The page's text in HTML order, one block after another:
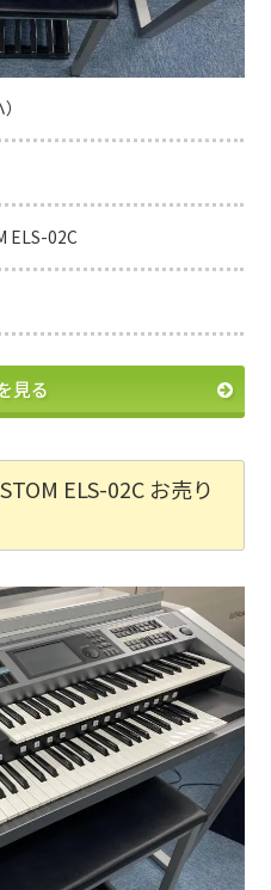
見る
ELS-02C
ELS-02C お売り